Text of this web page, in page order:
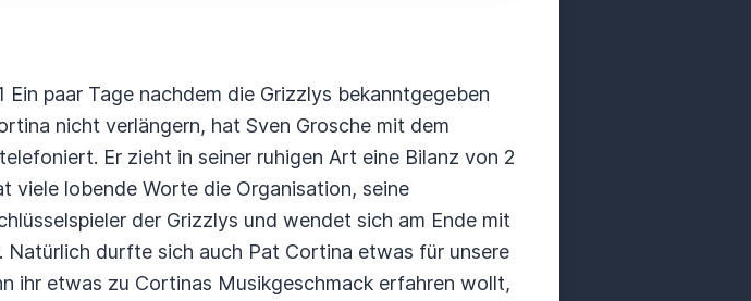
paar Tage nachdem die Grizzlys bekanntgegeben
nicht verlängern, hat Sven Grosche mit dem
Er zieht in seiner ruhigen Art eine Bilanz von 2
viele lobende Worte die Organisation, seine
der Grizzlys und wendet sich am Ende mit
Natürlich durfte sich auch Pat Cortina etwas für unsere
ihr etwas zu Cortinas Musikgeschmack erfahren wollt,